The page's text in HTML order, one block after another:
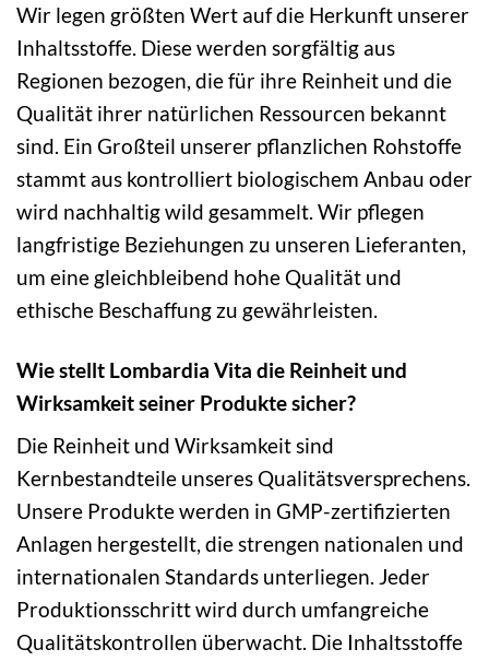
Wir legen größten Wert auf die Herkunft unserer
Inhaltsstoffe. Diese werden sorgfältig aus
Regionen bezogen, die für ihre Reinheit und die
Qualität ihrer natürlichen Ressourcen bekannt
sind. Ein Großteil unserer pflanzlichen Rohstoffe
stammt aus kontrolliert biologischem Anbau oder
wird nachhaltig wild gesammelt. Wir pflegen
langfristige Beziehungen zu unseren Lieferanten,
um eine gleichbleibend hohe Qualität und
ethische Beschaffung zu gewährleisten.
Wie stellt Lombardia Vita die Reinheit und
Wirksamkeit seiner Produkte sicher?
Die Reinheit und Wirksamkeit sind
Kernbestandteile unseres Qualitätsversprechens.
Unsere Produkte werden in GMP-zertifizierten
Anlagen hergestellt, die strengen nationalen und
internationalen Standards unterliegen. Jeder
Produktionsschritt wird durch umfangreiche
Qualitätskontrollen überwacht. Die Inhaltsstoffe